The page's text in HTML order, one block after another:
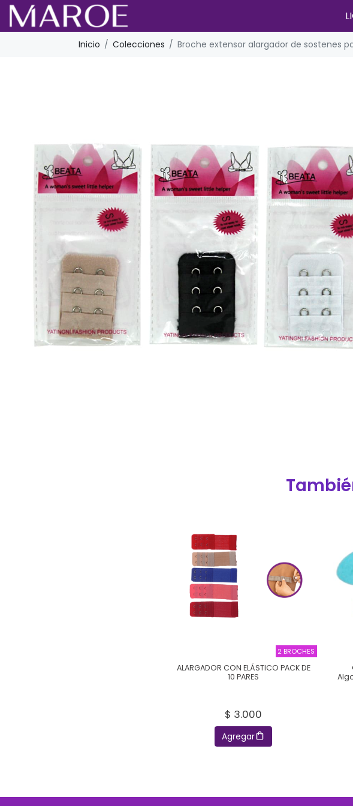
Inicio Colecciones Broche extensor alargador de sostenes
2 BROCHES
ALARGADOR CON ELÁSTICO PACK DE
10 PARES
$ 3.000
Agregar